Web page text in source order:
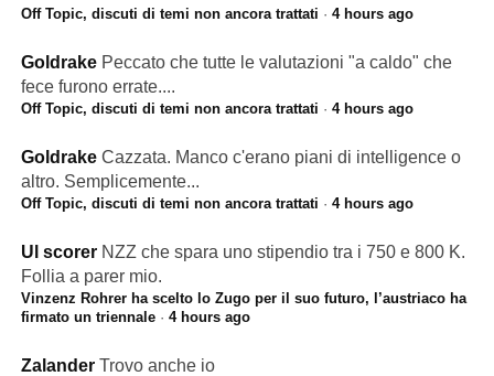
Off Topic, discuti di temi non ancora trattati · 4 hours ago
Goldrake Peccato che tutte le valutazioni "a caldo" che
fece furono errate....
Off Topic, discuti di temi non ancora trattati · 4 hours ago
Goldrake Cazzata. Manco c'erano piani di intelligence o
altro. Semplicemente...
Off Topic, discuti di temi non ancora trattati · 4 hours ago
Ul scorer NZZ che spara uno stipendio tra i 750 e 800 K.
Follia a parer mio.
Vinzenz Rohrer ha scelto lo Zugo per il suo futuro, l’austriaco ha
firmato un triennale· 4 hours ago
Zalander Trovo anche io